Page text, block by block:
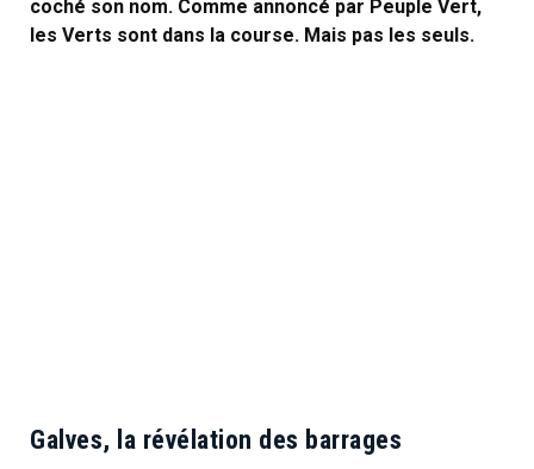
coché son nom. Comme annoncé par Peuple Vert,
les Verts sont dans la course. Mais pas les seuls.
Galves, la révélation des barrages